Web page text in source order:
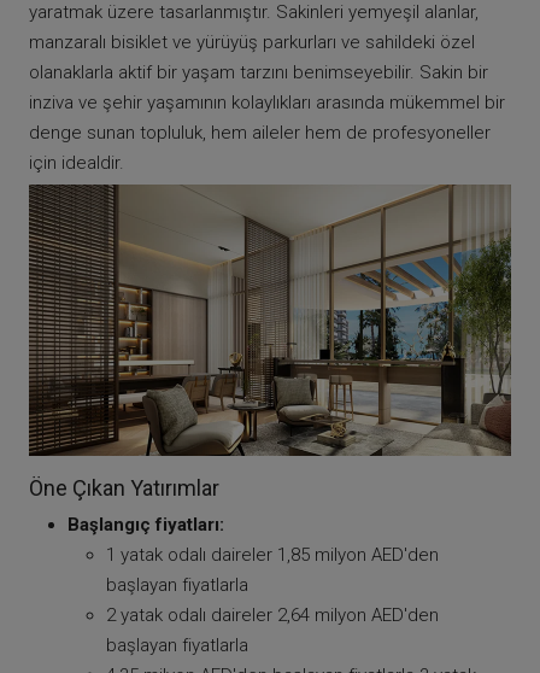
yaratmak üzere tasarlanmıştır. Sakinleri yemyeşil alanlar,
manzaralı bisiklet ve yürüyüş parkurları ve sahildeki özel
olanaklarla aktif bir yaşam tarzını benimseyebilir. Sakin bir
inziva ve şehir yaşamının kolaylıkları arasında mükemmel bir
denge sunan topluluk, hem aileler hem de profesyoneller
için idealdir.
Öne Çıkan Yatırımlar
Başlangıç fiyatları:
1 yatak odalı daireler 1,85 milyon AED'den
başlayan fiyatlarla
2 yatak odalı daireler 2,64 milyon AED'den
başlayan fiyatlarla